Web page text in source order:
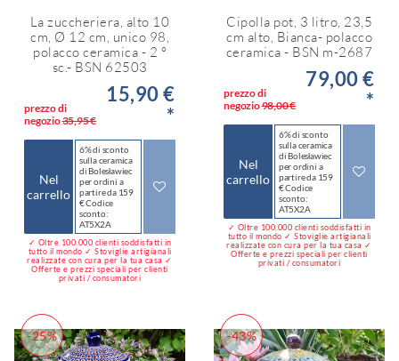
La zuccheriera, alto 10
cm, Ø 12 cm, unico 98,
polacco ceramica - 2 °
sc.- BSN 62503
prezzo di
negozio35,95 €
15,90 €
*
Nel
carrello
6% di sconto
sulla ceramica
di Bolesławiec
per ordini a
partire da 159
€ Codice
sconto:
AT5X2A
✓ Oltre 100.000 clienti soddisfatti in
tutto il mondo ✓ Stoviglie artigianali
realizzate con cura per la tua casa ✓
Offerte e prezzi speciali per clienti
privati / consumatori
Cipolla pot, 3 litro, 23,5
cm alto, Bianca- polacco
ceramica - BSN m-2687
prezzo di
negozio98,00 €
79,00 €
*
Nel
carrello
6% di sconto
sulla ceramica
di Bolesławiec
per ordini a
partire da 159
€ Codice
sconto:
AT5X2A
✓ Oltre 100.000 clienti soddisfatti in
tutto il mondo ✓ Stoviglie artigianali
realizzate con cura per la tua casa ✓
Offerte e prezzi speciali per clienti
privati / consumatori
-25% -43%